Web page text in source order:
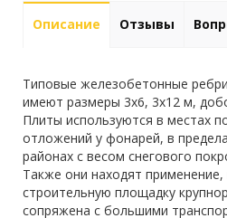
Описание Отзывы
Типовые железобетонные
имеют размеры 3х6, 3х12 м,
Плиты используются в местах
отложений у фонарей, в
районах с весом снегового
Также они находят применение,
строительную площадку
сопряжена с большими